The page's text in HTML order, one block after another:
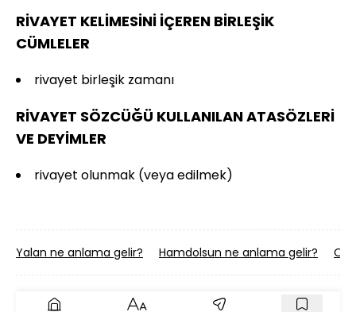
RİVAYET KELİMESİNİ İÇEREN BİRLEŞİK
CÜMLELER
rivayet birleşik zamanı
RİVAYET SÖZCÜĞÜ KULLANILAN ATASÖZLERİ
VE DEYİMLER
rivayet olunmak (veya edilmek)
Yalan ne anlama gelir? Hamdolsun ne anlama gelir?